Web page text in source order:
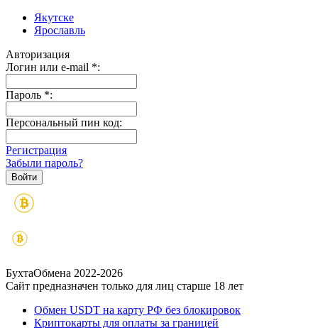
Якутске
Ярославль
Авторизация
Логин или e-mail *:
Пароль *:
Персональный пин код:
Регистрация
Забыли пароль?
БухтаОбмена 2022-2026
Сайт предназначен только для лиц старше 18 лет
Обмен USDT на карту РФ без блокировок
Криптокарты для оплаты за границей